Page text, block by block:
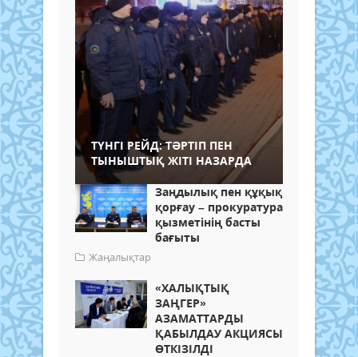
ТҮНГІ РЕЙД: ТӘРТІП ПЕН
ТЫНЫШТЫҚ ЖІТІ НАЗАРДА
Заңдылық пен құқық
қорғау – прокуратура
қызметінің басты
бағыты
Жаңалықтар
«ХАЛЫҚТЫҚ
ЗАҢГЕР»
АЗАМАТТАРДЫ
ҚАБЫЛДАУ АКЦИЯСЫ
ӨТКІЗІЛДІ